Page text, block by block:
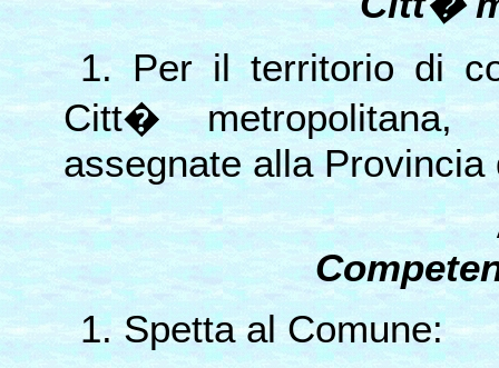
1. Per il territorio di
Citt�
assegnate alla
1. Spetta al Comune: